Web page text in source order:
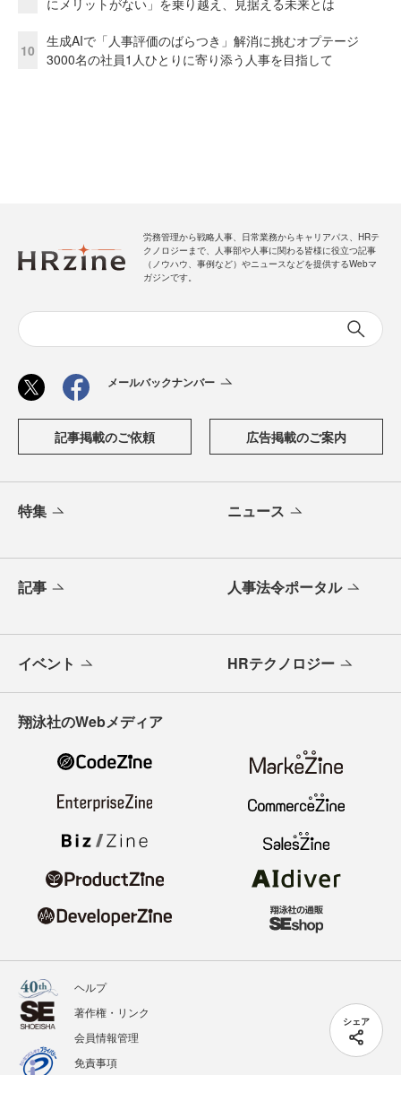
シェア
にメリットがない」を乗り越え、見据える未来とは
10
生成AIで「人事評価のばらつき」解消に挑むオプテージ
3000名の社員1人ひとりに寄り添う人事を目指して
労務管理から戦略人事、日常業務からキャリアパス、HRテ
クノロジーまで、人事部や人事に関わる皆様に役立つ記事
（ノウハウ、事例など）やニュースなどを提供するWebマ
ガジンです。
メールバックナンバー
記事掲載のご依頼 広告掲載のご案内
特集 ニュース
記事 人事法令ポータル
イベント HRテクノロジー
翔泳社のWebメディア
ヘルプ
著作権・リンク
会員情報管理
免責事項